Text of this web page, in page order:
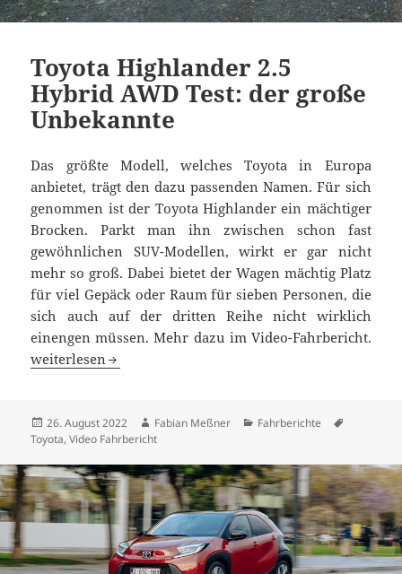
Toyota Highlander 2.5
Hybrid AWD Test: der große
Unbekannte
Das größte Modell, welches Toyota in Europa
anbietet, trägt den dazu passenden Namen. Für sich
genommen ist der Toyota Highlander ein mächtiger
Brocken. Parkt man ihn zwischen schon fast
gewöhnlichen SUV-Modellen, wirkt er gar nicht
mehr so groß. Dabei bietet der Wagen mächtig Platz
für viel Gepäck oder Raum für sieben Personen, die
sich auch auf der dritten Reihe nicht wirklich
einengen müssen. Mehr dazu im Video-Fahrbericht.
Toyota Highlander 2.5 Hybrid AWD Test: der große
weiterlesen
Veröffentlicht
am
26. August 2022 Autor
Fabian Meßner Kategorien
Fahrberichte
Toyota,Video Fahrbericht